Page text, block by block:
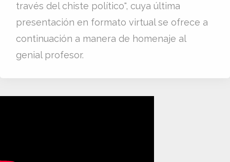
través del chiste político", cuya última
presentación en formato virtual se ofrece a
continuación a manera de homenaje al
genial profesor.